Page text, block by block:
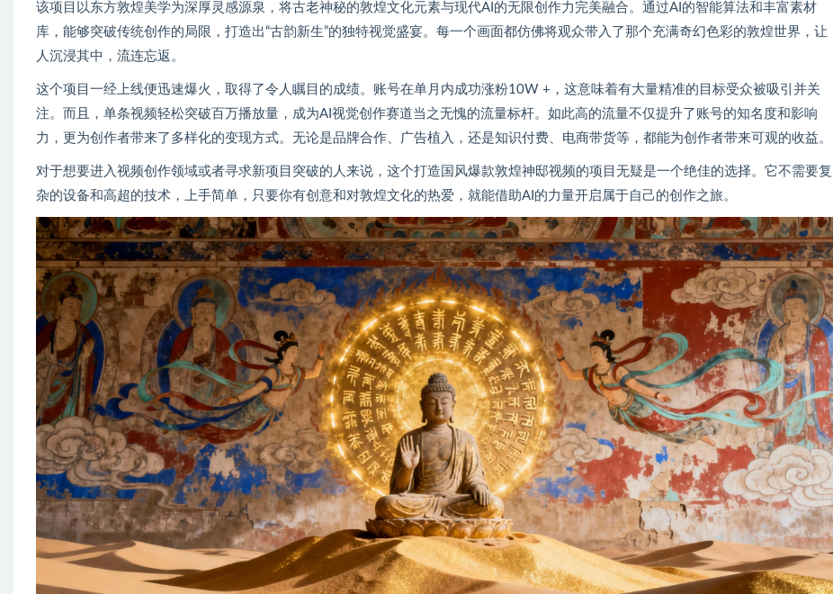
该项目以东方敦煌美学为深厚灵感源泉，将古老神秘的敦煌文化元素与现代AI的无限创作力完美融合。通过AI的智能算法和丰富素材
库，能够突破传统创作的局限，打造出“古韵新生”的独特视觉盛宴。每一个画面都仿佛将观众带入了那个充满奇幻色彩的敦煌世界，让
人沉浸其中，流连忘返。
这个项目一经上线便迅速爆火，取得了令人瞩目的成绩。账号在单月内成功涨粉10W +，这意味着有大量精准的目标受众被吸引并关
注。而且，单条视频轻松突破百万播放量，成为AI视觉创作赛道当之无愧的流量标杆。如此高的流量不仅提升了账号的知名度和影响
力，更为创作者带来了多样化的变现方式。无论是品牌合作、广告植入，还是知识付费、电商带货等，都能为创作者带来可观的收益。
对于想要进入视频创作领域或者寻求新项目突破的人来说，这个打造国风爆款敦煌神邸视频的项目无疑是一个绝佳的选择。它不需要复
杂的设备和高超的技术，上手简单，只要你有创意和对敦煌文化的热爱，就能借助AI的力量开启属于自己的创作之旅。